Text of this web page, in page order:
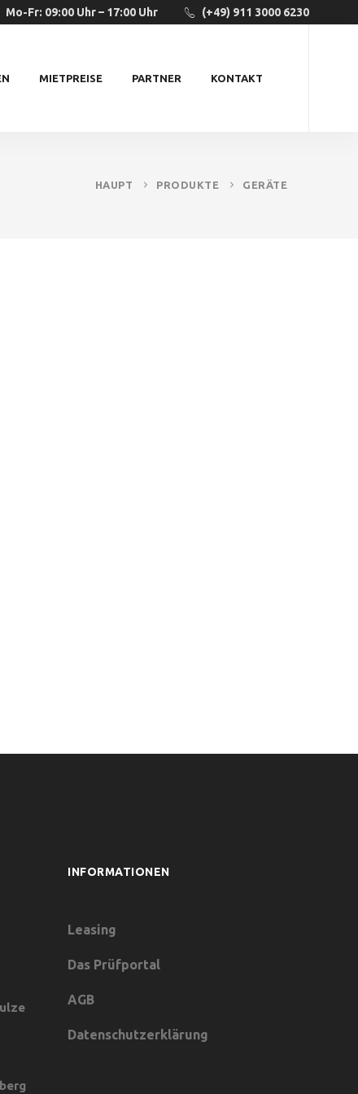
Mo-Fr: 09:00 Uhr – 17:00 Uhr (+49) 911 3000 6230
MIETPREISE PARTNER KONTAKT
HAUPT PRODUKTE GERÄTE
INFORMATIONEN
Leasing
Das Prüfportal
AGB
Datenschutzerklärung